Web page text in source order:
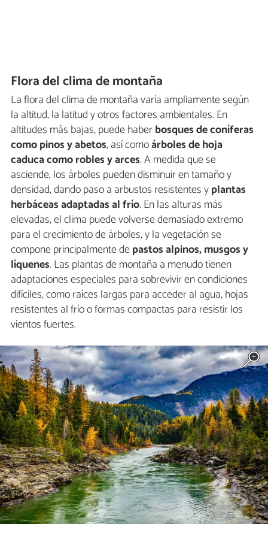
Flora del clima de montaña
La flora del clima de montaña varía ampliamente según
la altitud, la latitud y otros factores ambientales. En
altitudes más bajas, puede haberbosques de coníferas
como pinos y abetos, así comoárboles de hoja
caduca como robles y arces. A medida que se
asciende, los árboles pueden disminuir en tamaño y
densidad, dando paso a arbustos resistentes yplantas
herbáceas adaptadas al frío. En las alturas más
elevadas, el clima puede volverse demasiado extremo
para el crecimiento de árboles, y la vegetación se
compone principalmente depastos alpinos, musgos y
líquenes. Las plantas de montaña a menudo tienen
adaptaciones especiales para sobrevivir en condiciones
difíciles, como raíces largas para acceder al agua, hojas
resistentes al frío o formas compactas para resistir los
vientos fuertes.